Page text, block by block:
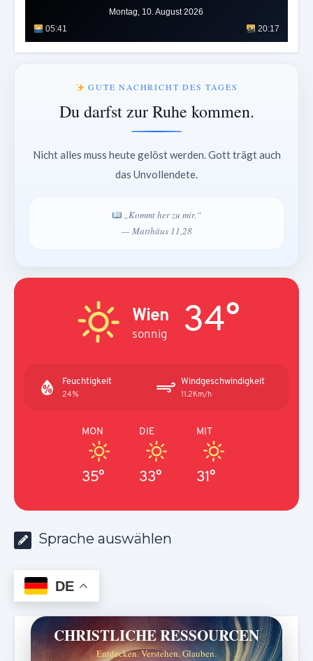
Montag, 10. August 2026
05:41
20:17
GUTE NACHRICHT DES TAGES
Du darfst zur Ruhe kommen.
Nicht alles muss heute gelöst werden. Gott trägt auch
das Unvollendete.
„Kommt her zu mir.“
— Matthäus 11,28
Wien
sonnig 34°
Feuchtigkeit
24%
Windgeschwindigkeit
11.2Km/h
MON
35°
DIE
33°
MIT
31°
Sprache auswählen
DE
CHRISTLICHE RESSOURCEN
Entdecken. Verstehen. Glauben.